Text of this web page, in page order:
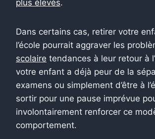
plus élevés.
Dans certains cas, retirer votre
l’école pourrait aggraver les
scolaire tendances à leur retour à
votre enfant a déjà peur de la
examens ou simplement d’être à
sortir pour une pause imprévue
involontairement renforcer ce
comportement.